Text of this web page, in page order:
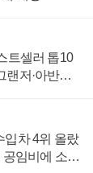
트셀러 톱10
랜저·아반떼
입차 4위 올랐
공임비에 소비